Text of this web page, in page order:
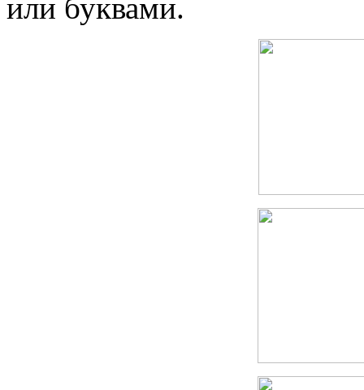
или буквами.